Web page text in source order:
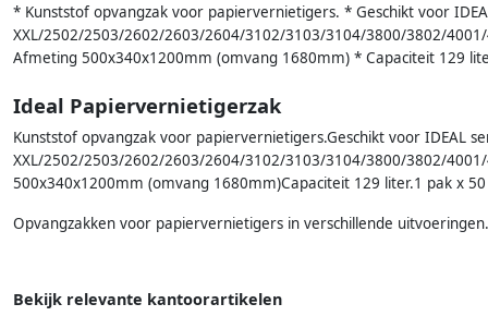
* Kunststof opvangzak voor papiervernietigers. * Geschikt voor
XXL/2502/2503/2602/2603/2604/3102/3103/3104/3800/3802/
Afmeting 500x340x1200mm (omvang 1680mm) * Capaciteit 129
Ideal Papiervernietigerzak
Kunststof opvangzak voor papiervernietigers.Geschikt voor IDEAL
XXL/2502/2503/2602/2603/2604/3102/3103/3104/3800/3802/
500x340x1200mm (omvang 1680mm)Capaciteit 129 liter.1 pak x
Opvangzakken voor papiervernietigers in verschillende uitvoeringen.
Bekijk relevante kantoorartikelen